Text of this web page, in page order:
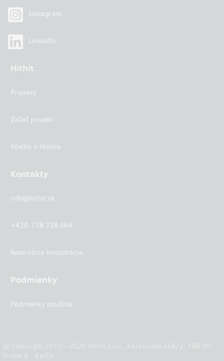
Instagram
LinkedIn
Hithit
Projekty
Začať projekt
Všetko o Hithite
Kontakty
info@hithit.sk
+420 778 738 664
Rezervácia konzultácie
Podmienky
Podmienky použitia